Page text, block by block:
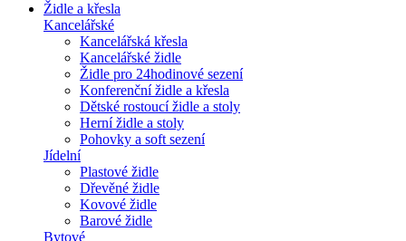
Židle a křesla
Kancelářské
Kancelářská křesla
Kancelářské židle
Židle pro 24hodinové sezení
Konferenční židle a křesla
Dětské rostoucí židle a stoly
Herní židle a stoly
Pohovky a soft sezení
Jídelní
Plastové židle
Dřevěné židle
Kovové židle
Barové židle
Bytové